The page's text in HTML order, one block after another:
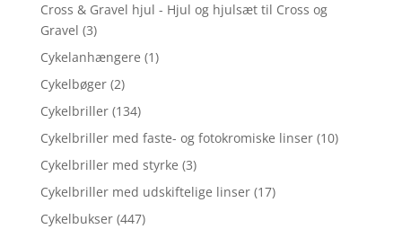
Cross & Gravel hjul - Hjul og hjulsæt til Cross og
Gravel (3)
Cykelanhængere (1)
Cykelbøger (2)
Cykelbriller (134)
Cykelbriller med faste- og fotokromiske linser (10)
Cykelbriller med styrke (3)
Cykelbriller med udskiftelige linser (17)
Cykelbukser (447)